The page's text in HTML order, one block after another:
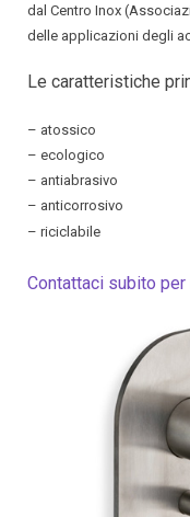
dal Centro Inox
delle applicazioni degli
Le caratteristiche
– atossico
– ecologico
– antiabrasivo
– anticorrosivo
– riciclabile
Contattaci subito